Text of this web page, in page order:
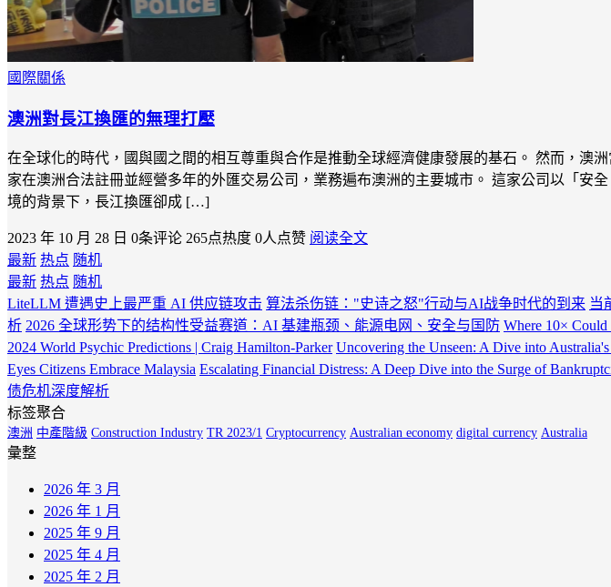
國際關係
澳洲對長江換匯的無理打壓
在全球化的時代，國與國之間的相互尊重與合作是推動全球經濟健康發展的基石。 然而，澳
家在澳洲合法註冊並經營多年的外匯交易公司，業務遍布澳洲的主要城市。 這家公司以「安
境的背景下，長江換匯卻成 […]
2023 年 10 月 28 日 0条评论 265点热度 0人点赞 阅读全文
最新 热点 随机
最新 热点 随机
LiteLLM 遭遇史上最严重 AI 供应链攻击 算法杀伤链："史诗之怒"行动与AI战争时代的到来 当
析 2026 全球形势下的结构性受益赛道：AI 基建瓶颈、能源电网、安全与国防 Where 10×
2024 World Psychic Predictions | Craig Hamilton-Parker Uncovering the Unseen: A Dive into
Eyes Citizens Embrace Malaysia Escalating Financial Distress: A Deep Dive into the Surge of
债危机深度解析
标签聚合
澳洲 中產階級 Construction Industry TR 2023/1 Cryptocurrency Australian economy digital currency Australia
彙整
2026 年 3 月
2026 年 1 月
2025 年 9 月
2025 年 4 月
2025 年 2 月